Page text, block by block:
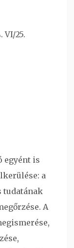
VI/25.
egyént is
a
tudatának
A